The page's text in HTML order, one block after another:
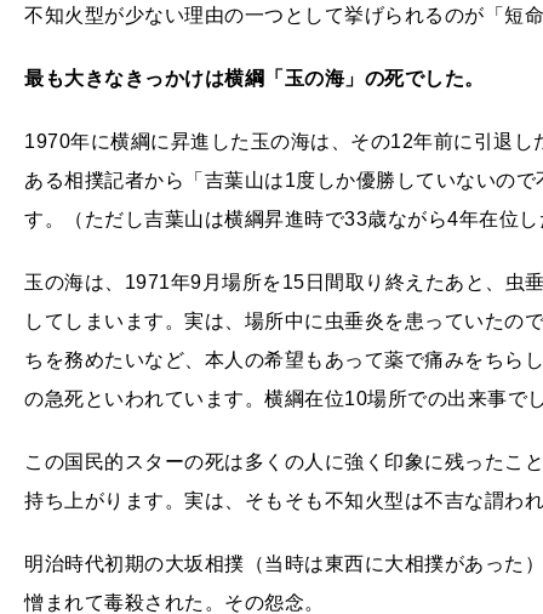
不知火型が少ない理由の一つとして挙げられるのが「短
最も大きなきっかけは横綱「玉の海」の死でした。
1970年に横綱に昇進した玉の海は、その12年前に引退
ある相撲記者から「吉葉山は1度しか優勝していないの
す。（ただし吉葉山は横綱昇進時で33歳ながら4年在位し
玉の海は、1971年9月場所を15日間取り終えたあと、虫
してしまいます。実は、場所中に虫垂炎を患っていたの
ちを務めたいなど、本人の希望もあって薬で痛みをちら
の急死といわれています。横綱在位10場所での出来事で
この国民的スターの死は多くの人に強く印象に残ったこ
持ち上がります。実は、そもそも不知火型は不吉な謂わ
明治時代初期の大坂相撲（当時は東西に大相撲があった
憎まれて毒殺された。その怨念。